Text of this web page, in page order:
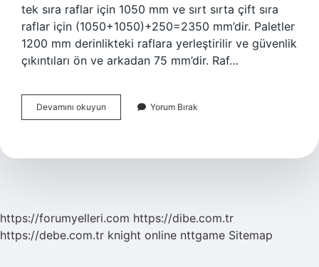
tek sıra raflar için 1050 mm ve sırt sırta çift sıra
raflar için (1050+1050)+250=2350 mm’dir. Paletler
1200 mm derinlikteki raflara yerleştirilir ve güvenlik
çıkıntıları ön ve arkadan 75 mm’dir. Raf…
Devamını okuyun
Tutucu
Yorum Bırak
https://forumyelleri.com https://dibe.com.tr
https://debe.com.tr knight online nttgame Sitemap